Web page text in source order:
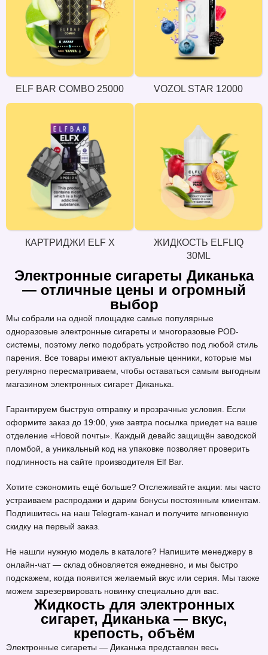
ELF BAR COMBO 25000 VOZOL STAR 12000
КАРТРИДЖИ ELF X
ЖИДКОСТЬ ELFLIQ
30ML
Электронные сигареты Диканька
— отличные цены и огромный
выбор
Мы собрали на одной площадке самые популярные
одноразовые электронные сигареты и многоразовые POD-
системы, поэтому легко подобрать устройство под любой стиль
парения. Все товары имеют актуальные ценники, которые мы
регулярно пересматриваем, чтобы оставаться самым выгодным
магазином электронных сигарет Диканька.
Гарантируем быструю отправку и прозрачные условия. Если
оформите заказ до 19:00, уже завтра посылка приедет на ваше
отделение «Новой почты». Каждый девайс защищён заводской
пломбой, а уникальный код на упаковке позволяет проверить
подлинность на сайте производителя Elf Bar.
Хотите сэкономить ещё больше? Отслеживайте акции: мы часто
устраиваем распродажи и дарим бонусы постоянным клиентам.
Подпишитесь на наш Telegram-канал и получите мгновенную
скидку на первый заказ.
Не нашли нужную модель в каталоге? Напишите менеджеру в
онлайн-чат — склад обновляется ежедневно, и мы быстро
подскажем, когда появится желаемый вкус или серия. Мы также
можем зарезервировать новинку специально для вас.
Жидкость для электронных
сигарет, Диканька — вкус,
крепость, объём
Электронные сигареты — Диканька представлен весь